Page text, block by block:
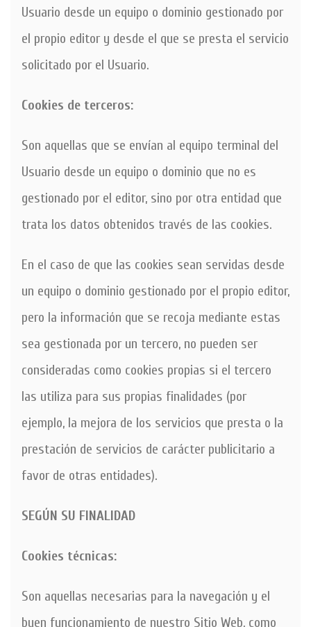
Usuario desde un equipo o dominio gestionado por
el propio editor y desde el que se presta el servicio
solicitado por el Usuario.
Cookies de terceros:
Son aquellas que se envían al equipo terminal del
Usuario desde un equipo o dominio que no es
gestionado por el editor, sino por otra entidad que
trata los datos obtenidos través de las cookies.
En el caso de que las cookies sean servidas desde
un equipo o dominio gestionado por el propio editor,
pero la información que se recoja mediante estas
sea gestionada por un tercero, no pueden ser
consideradas como cookies propias si el tercero
las utiliza para sus propias finalidades (por
ejemplo, la mejora de los servicios que presta o la
prestación de servicios de carácter publicitario a
favor de otras entidades).
SEGÚN SU FINALIDAD
Cookies técnicas:
Son aquellas necesarias para la navegación y el
buen funcionamiento de nuestro Sitio Web, como